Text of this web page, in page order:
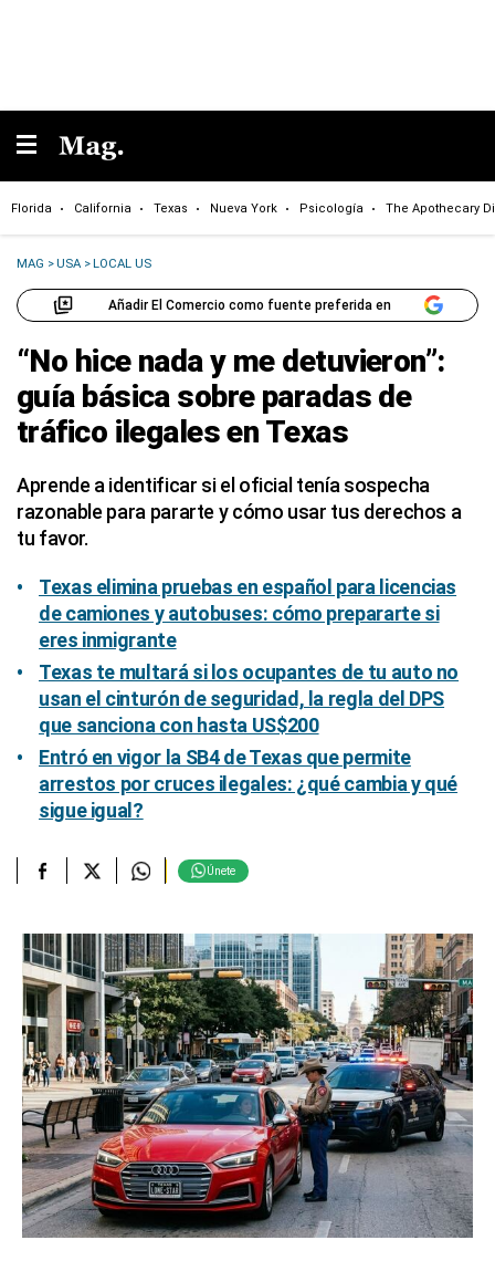
Florida California Texas Nueva York Psicología The Apothecary
MAG >USA >LOCAL US
Añadir El Comercio como fuente preferida en
“No hice nada y me detuvieron”:
guía básica sobre paradas de
tráfico ilegales en Texas
Aprende a identificar si el oficial tenía sospecha
razonable para pararte y cómo usar tus derechos a
tu favor.
Texas elimina pruebas en español para licencias
de camiones y autobuses: cómo prepararte si
eres inmigrante
Texas te multará si los ocupantes de tu auto no
usan el cinturón de seguridad, la regla del DPS
que sanciona con hasta US$200
Entró en vigor la SB4 de Texas que permite
arrestos por cruces ilegales: ¿qué cambia y qué
sigue igual?
Únete